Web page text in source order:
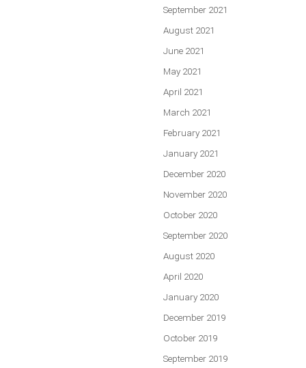
September 2021
August 2021
June 2021
May 2021
April 2021
March 2021
February 2021
January 2021
December 2020
November 2020
October 2020
September 2020
August 2020
April 2020
January 2020
December 2019
October 2019
September 2019